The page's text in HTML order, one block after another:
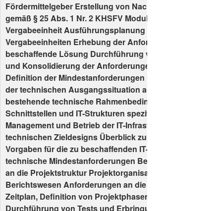
Fördermittelgeber Erstellung von Nachweisen des IT-
gemäß § 25 Abs. 1 Nr. 2 KHSFV Modul Planung – je
Vergabeeinheit Ausführungsplanung für die Teilprojekte
Vergabeeinheiten Erhebung der Anforderungen an die zu
beschaffende Lösung Durchführung von
und Konsolidierung der Anforderungen mit dem
Definition der Mindestanforderungen und Optionen
der technischen Ausgangssituation allgemeiner
bestehende technische Rahmenbedingungen relevante
Schnittstellen und IT-Strukturen spezifische Verfahren
Management und Betrieb der IT-Infrastruktur
technischen Zieldesigns Überblick zum Zieldesign
Vorgaben für die zu beschaffenden IT-Systeme und -
technische Mindestanforderungen Beschreibung der
an die Projektstruktur Projektorganisation,
Berichtswesen Anforderungen an die zu besetzenden
Zeitplan, Definition von Projektphasen und Meilensteinen
Durchführung von Tests und Erbringung von